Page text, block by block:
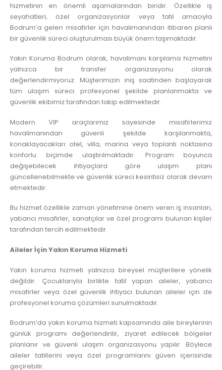
hizmetinin en önemli aşamalarından biridir. Özellikle iş
seyahatleri, özel organizasyonlar veya tatil amacıyla
Bodrum’a gelen misafirler için havalimanından itibaren planlı
bir güvenlik süreci oluşturulması büyük önem taşımaktadır.
Yakın Koruma Bodrum olarak, havalimanı karşılama hizmetini
yalnızca bir transfer organizasyonu olarak
değerlendirmiyoruz. Müşterimizin iniş saatinden başlayarak
tüm ulaşım süreci profesyonel şekilde planlanmakta ve
güvenlik ekibimiz tarafından takip edilmektedir.
Modern VIP araçlarımız sayesinde misafirlerimiz
havalimanından güvenli şekilde karşılanmakta,
konaklayacakları otel, villa, marina veya toplantı noktasına
konforlu biçimde ulaştırılmaktadır. Program boyunca
değişebilecek ihtiyaçlara göre ulaşım planı
güncellenebilmekte ve güvenlik süreci kesintisiz olarak devam
etmektedir.
Bu hizmet özellikle zaman yönetimine önem veren iş insanları,
yabancı misafirler, sanatçılar ve özel programı bulunan kişiler
tarafından tercih edilmektedir.
Aileler İçin Yakın Koruma Hizmeti
Yakın koruma hizmeti yalnızca bireysel müşterilere yönelik
değildir. Çocuklarıyla birlikte tatil yapan aileler, yabancı
misafirler veya özel güvenlik ihtiyacı bulunan aileler için de
profesyonel koruma çözümleri sunulmaktadır.
Bodrum’da yakın koruma hizmeti kapsamında aile bireylerinin
günlük programı değerlendirilir, ziyaret edilecek bölgeler
planlanır ve güvenli ulaşım organizasyonu yapılır. Böylece
aileler tatillerini veya özel programlarını güven içerisinde
geçirebilir.